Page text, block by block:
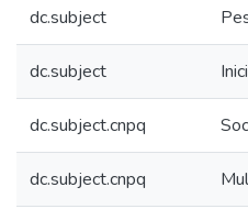
dc.subject
dc.subject
dc.subject.cnpq
dc.subject.cnpq